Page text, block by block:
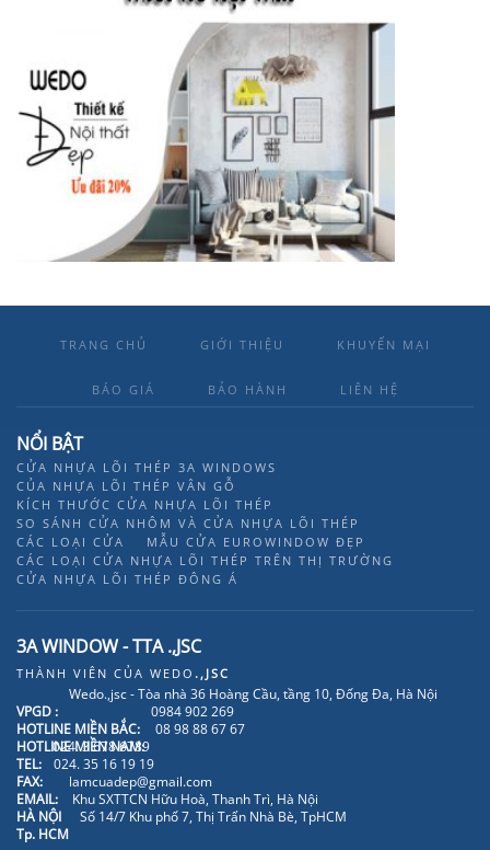
TRANG CHỦ GIỚI THIỆU KHUYẾN MẠI
BÁO GIÁ BẢO HÀNH LIÊN HỆ
NỔI BẬT
CỬA NHỰA LÕI THÉP 3A WINDOWS
CỦA NHỰA LÕI THÉP VÂN GỖ
KÍCH THƯỚC CỬA NHỰA LÕI THÉP
SO SÁNH CỬA NHÔM VÀ CỬA NHỰA LÕI THÉP
CÁC LOẠI CỬA
MẪU CỬA EUROWINDOW ĐẸP
CÁC LOẠI CỬA NHỰA LÕI THÉP TRÊN THỊ TRƯỜNG
CỬA NHỰA LÕI THÉP ĐÔNG Á
3A WINDOW - TTA .,JSC
THÀNH VIÊN CỦA WEDO .,JSC
VPGD :
Wedo.,jsc - Tòa nhà 36 Hoàng Cầu, tầng 10, Đống Đa, Hà Nội
HOTLINE MIỀN BẮC:
0984 902 269
HOTLINE MIỀN NAM:
08 98 88 67 67
TEL:
024. 3 678 6789
FAX:
024. 35 16 19 19
EMAIL:
lamcuadep@gmail.com
HÀ NỘI
Khu SXTTCN Hữu Hoà, Thanh Trì, Hà Nội
Tp. HCM
Số 14/7 Khu phố 7, Thị Trấn Nhà Bè, TpHCM